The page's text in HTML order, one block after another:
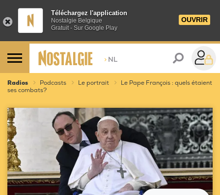
Téléchargez l'application
Nostalgie Belgique
Gratuit - Sur Google Play
OUVRIR
> NL
Radios Podcasts Le portrait
Le Pape François : quels étaient
ses combats?